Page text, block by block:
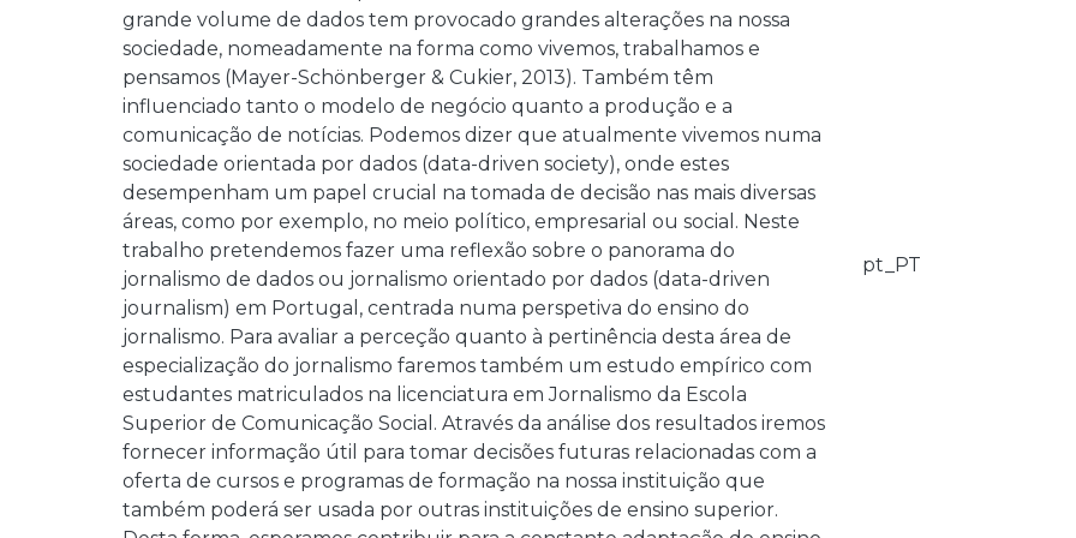
grande volume de dados tem provocado grandes alterações na nossa
sociedade, nomeadamente na forma como vivemos, trabalhamos e
pensamos (Mayer-Schönberger & Cukier, 2013). Também têm
influenciado tanto o modelo de negócio quanto a produção e a
comunicação de notícias. Podemos dizer que atualmente vivemos numa
sociedade orientada por dados (data-driven society), onde estes
desempenham um papel crucial na tomada de decisão nas mais diversas
áreas, como por exemplo, no meio político, empresarial ou social. Neste
trabalho pretendemos fazer uma reflexão sobre o panorama do
jornalismo de dados ou jornalismo orientado por dados (data-driven
journalism) em Portugal, centrada numa perspetiva do ensino do
jornalismo. Para avaliar a perceção quanto à pertinência desta área de
especialização do jornalismo faremos também um estudo empírico com
estudantes matriculados na licenciatura em Jornalismo da Escola
Superior de Comunicação Social. Através da análise dos resultados iremos
fornecer informação útil para tomar decisões futuras relacionadas com a
oferta de cursos e programas de formação na nossa instituição que
também poderá ser usada por outras instituições de ensino superior.
pt_PT